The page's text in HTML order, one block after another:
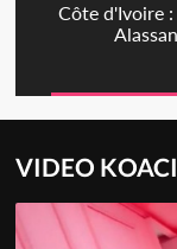
Côte d'Ivoire
VIDEO